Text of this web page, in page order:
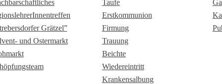
Grätzel”
und Ostermarkt
Taufe
Erstkommunion
Firmung
Trauung
Beichte
Wiedereintritt
Krankensalbung